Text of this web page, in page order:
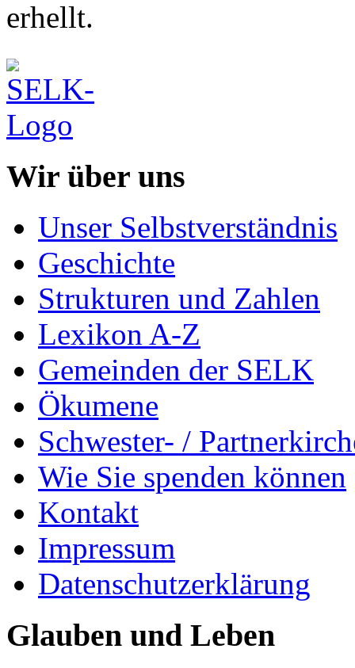
erhellt.
Wir über uns
Unser Selbstverständnis
Geschichte
Strukturen und Zahlen
Lexikon A-Z
Gemeinden der SELK
Ökumene
Schwester- /
Wie Sie spenden können
Kontakt
Impressum
Datenschutzerklärung
Glauben und Leben